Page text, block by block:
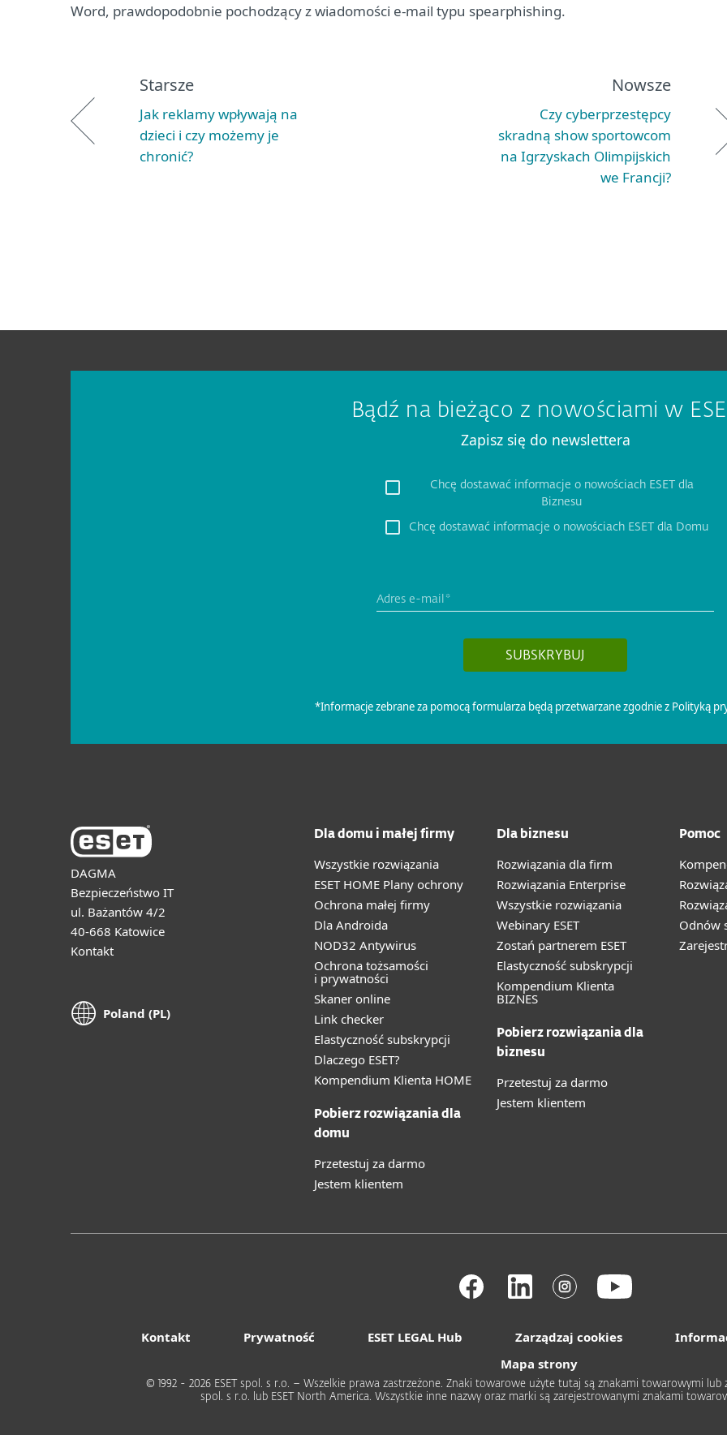
Word, prawdopodobnie pochodzący z wiadomości e-mail typu spearphishing.
Starsze
Jak reklamy wpływają na
dzieci i czy możemy je
chronić?
Nowsze
Czy cyberprzestępcy
skradną show sportowcom
na Igrzyskach Olimpijskich
we Francji?
DAGMA
Bezpieczeństwo IT
ul. Bażantów 4/2
40-668 Katowice
Kontakt
Poland (PL)
Dla domu i małej firmy
Wszystkie rozwiązania
ESET HOME Plany ochrony
Ochrona małej firmy
Dla Androida
NOD32 Antywirus
Ochrona tożsamości
i prywatności
Skaner online
Link checker
Elastyczność subskrypcji
Dlaczego ESET?
Kompendium Klienta HOME
Pobierz rozwiązania dla
domu
Przetestuj za darmo
Jestem klientem
Dla biznesu
Rozwiązania dla firm
Rozwiązania Enterprise
Wszystkie rozwiązania
Webinary ESET
Zostań partnerem ESET
Elastyczność subskrypcji
Kompendium Klienta
BIZNES
Pobierz rozwiązania dla
biznesu
Przetestuj za darmo
Jestem klientem
Pomoc
Odnów
Kontakt Prywatność ESET LEGAL Hub Zarządzaj cookies
Mapa strony
© 1992 - 2026 ESET spol. s r.o. – Wszelkie prawa zastrzeżone. Znaki towarowe użyte tutaj są znakami towarowymi lub
spol. s r.o. lub ESET North America. Wszystkie inne nazwy oraz marki są zarejestrowanymi znakami